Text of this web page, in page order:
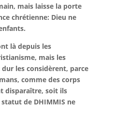
mais laisse la porte
chrétienne: Dieu ne
là depuis les
mais les
les considèrent, parce
comme des corps
disparaître, soit ils
de DHIMMIS ne